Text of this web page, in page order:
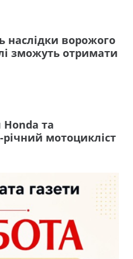
наслідки ворожого
зможуть отримати
Honda та
річний мотоцикліст